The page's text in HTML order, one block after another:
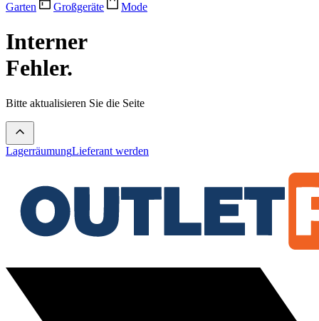
Garten
Großgeräte Mode
Interner
Fehler.
Bitte aktualisieren Sie die Seite
LagerräumungLieferant werden